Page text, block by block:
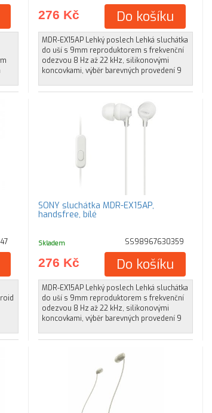
276 Kč Do košíku
MDR-EX15AP Lehký poslech Lehká sluchátka
do uší s 9mm reproduktorem s frekvenční
odezvou 8 Hz až 22 kHz, silikonovými
koncovkami, výběr barevných provedení 9
SONY sluchátka MDR-EX15AP,
handsfree, bílé
Skladem SS98967630359
276 Kč Do košíku
MDR-EX15AP Lehký poslech Lehká sluchátka
do uší s 9mm reproduktorem s frekvenční
odezvou 8 Hz až 22 kHz, silikonovými
koncovkami, výběr barevných provedení 9